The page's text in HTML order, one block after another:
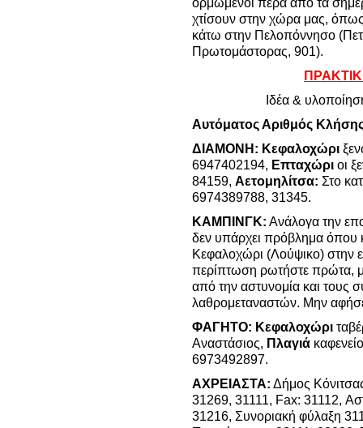
ορμώμενοι πέρα από τα
χτίσουν στην χώρα μας,
κάτω στην Πελοπόννησο
Πρωτομάστορας, 901).
Ιδέα &
Αυτόματος Αριθμός
ΔΙΑΜΟΝΗ: Κεφαλοχώρι
6947402194, Επταχώρι οι
84159, Αετομηλίτσα: Στο
6974389788, 31345.
ΚΑΜΠΙΝΓΚ: Ανάλογα την
δεν υπάρχει πρόβλημα όπου
Κεφαλοχώρι (Λούψικο) στην
περίπτωση ρωτήστε πρώτα,
από την αστυνομία και τους
λαθρομεταναστών. Μην
ΦΑΓΗΤΟ: Κεφαλοχώρι
Αναστάσιος, Πλαγιά
6973492897.
ΑΧΡΕΙΑΣΤΑ: Δήμος
31269, 31111, Fax: 31112,
31216, Συνοριακή φύλαξη